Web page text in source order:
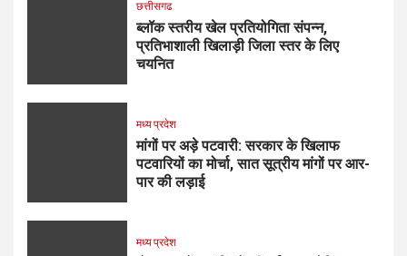
छत्तीसगढ
ब्लॉक स्तरीय खेल प्रतियोगिता संपन्न,
प्रतिभाशाली खिलाड़ी जिला स्तर के लिए
चयनित
मध्य प्रदेश
मांगों पर अड़े पटवारी: सरकार के खिलाफ
पटवारियों का मोर्चा, सात सूत्रीय मांगों पर आर-
पार की लड़ाई
मध्य प्रदेश